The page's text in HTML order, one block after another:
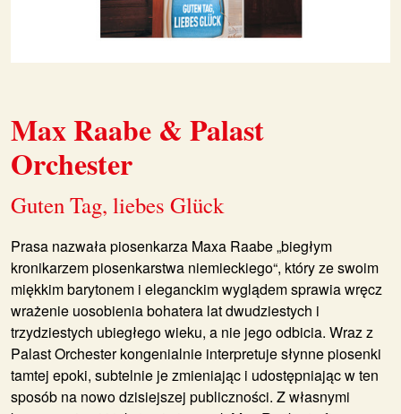
Max Raabe & Palast
Orchester
Guten Tag, liebes Glück
Prasa nazwała piosenkarza Maxa Raabe„biegłym
kronikarzem piosenkarstwa niemieckiego“, który ze swoim
miękkim barytonem i eleganckim wyglądem sprawia wręcz
wrażenie uosobienia bohatera lat dwudziestych i
trzydziestych ubiegłego wieku, a nie jego odbicia. Wraz z
Palast Orchester kongenialnie interpretuje słynne piosenki
tamtej epoki, subtelnie je zmieniając i udostępniając w ten
sposób na nowo dzisiejszej publiczności. Z własnymi